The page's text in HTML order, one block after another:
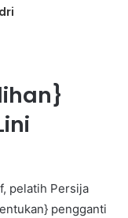
pelatih Persija
pengganti